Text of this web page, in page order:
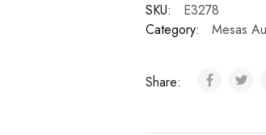
SKU:
E3278
Category:
Mesas
Share: